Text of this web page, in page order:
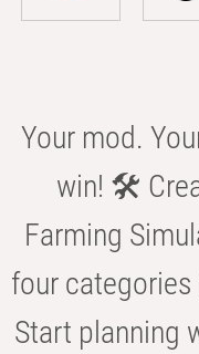
Your mod.
win! 🛠️
Farming
four
Start planning